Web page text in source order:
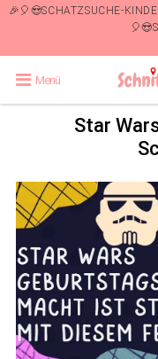
🎉🎈😍SCHATZSUCHE-
Menü
Star